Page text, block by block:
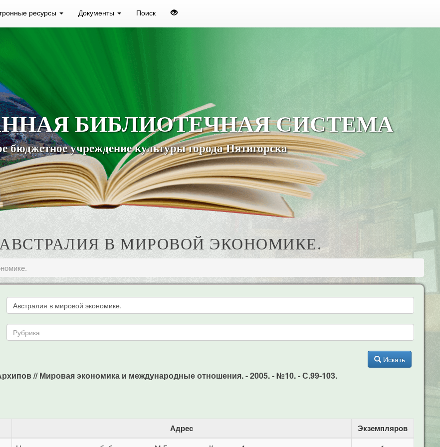
ресурсы Документы Поиск
БИБЛИОТЕЧНАЯ СИСТЕМА
бюджетное учреждение культуры города Пятигорска
В МИРОВОЙ ЭКОНОМИКЕ.
Искать
// Мировая экономика и международные отношения. - 2005. - №10. - С.99-103.
Адрес Экземпляров